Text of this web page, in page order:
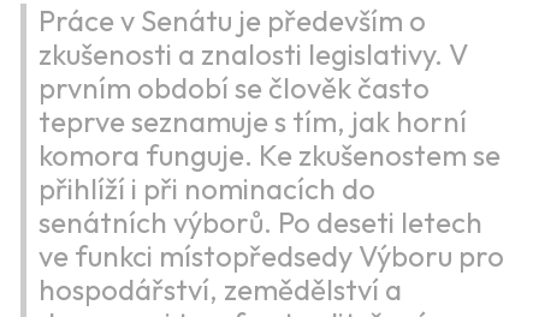
Práce v Senátu je především o
zkušenosti a znalosti legislativy. V
prvním období se člověk často
teprve seznamuje s tím, jak horní
komora funguje. Ke zkušenostem se
přihlíží i při nominacích do
senátních výborů. Po deseti letech
ve funkci místopředsedy Výboru pro
hospodářství, zemědělství a